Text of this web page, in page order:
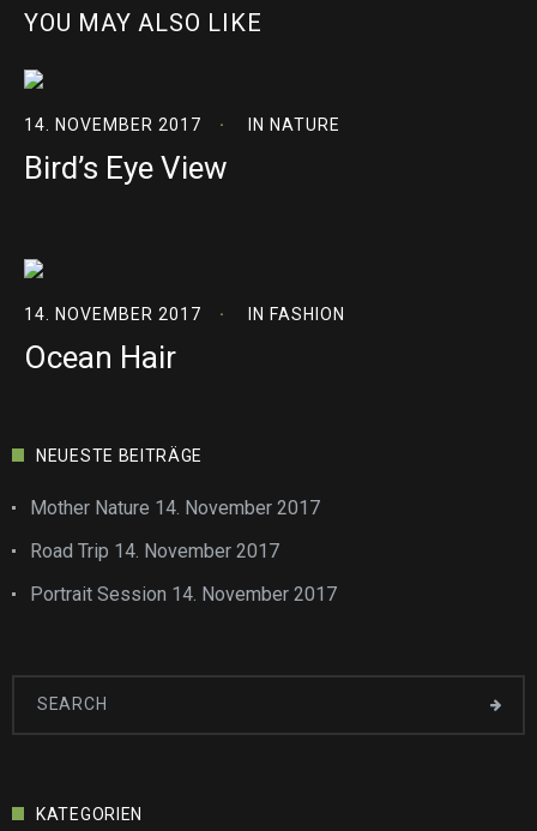
YOU MAY ALSO LIKE
14. NOVEMBER 2017 IN NATURE
Bird’s Eye View
14. NOVEMBER 2017 IN FASHION
Ocean Hair
NEUESTE BEITRÄGE
Mother Nature 14. November 2017
Road Trip 14. November 2017
Portrait Session 14. November 2017
KATEGORIEN